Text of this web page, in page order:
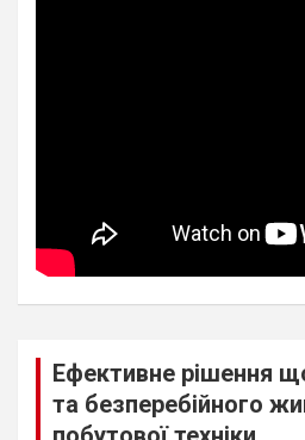
Ефективне рішення
та безперебійного